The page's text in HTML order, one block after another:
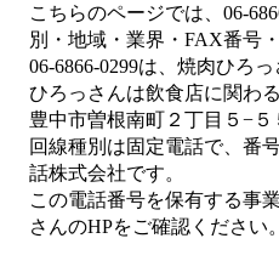
こちらのページでは、 06-
別・地域・業界・FAX番号
06-6866-0299は、 焼肉ひろっ
ひろっさんは飲食店に関わ
豊中市曽根南町２丁目５−５
回線種別は固定電話で、番
話株式会社です。
この電話番号を保有する事
さんのHPをご確認ください。